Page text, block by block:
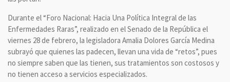
Durante el “Foro Nacional: Hacia Una Política Integral de las
Enfermedades Raras”, realizado en el Senado de la República el
viernes 28 de febrero, la legisladora Amalia Dolores García Medina
subrayó que quienes las padecen, llevan una vida de “retos”, pues
no siempre saben que las tienen, sus tratamientos son costosos y
no tienen acceso a servicios especializados.